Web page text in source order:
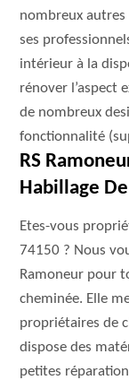
nombreux autres
ses
intérieur à la
rénover l’aspect
de nombreux
fonctionnalité
RS
Habillage
Etes-vous
74150 ? Nous
Ramoneur pour
cheminée. Elle
propriétaires de
dispose des
petites